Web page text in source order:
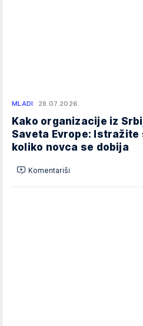
MLADI 28.07.2026.
Kako organizacije iz
Saveta Evrope:
koliko novca se dobija
Komentariši